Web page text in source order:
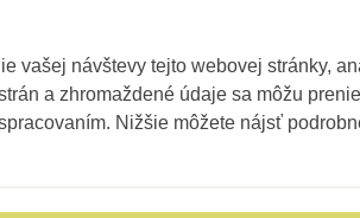
vašej návštevy tejto webovej stránky,
a zhromaždené údaje sa môžu
Nižšie môžete nájsť